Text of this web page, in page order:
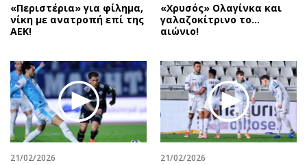
«Περιστέρια» για φίλημα,
νίκη με ανατροπή επί της
ΑΕΚ!
«Χρυσός» Ολαγίνκα και
γαλαζοκίτρινο το…
αιώνιο!
21/02/2026 21/02/2026